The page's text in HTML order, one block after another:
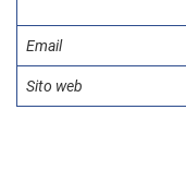
Email
Sito web